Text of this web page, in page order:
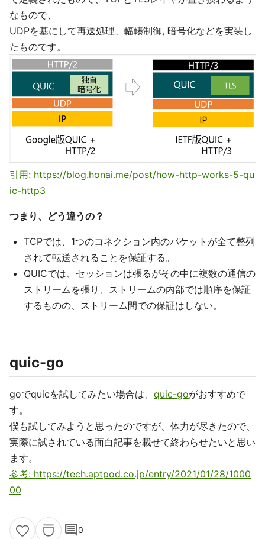
なもので、
UDPを基にして再送処理、輻輳制御, 暗号化などを実装し
たものです。
引用: https://blog.honai.me/post/how-http-works-5-qu
ic-http3
つまり、どう違うの？
TCPでは、1つのコネクション内のパケットが全て整列
されて転送されることを保証する。
QUICでは、セッションは張るがその中に複数の通信の
ストリームを張り、ストリームの内部では順序を保証
するものの、ストリーム間での保証はしない。
quic-go
goでquicを試してみたい場合は、 quic-goがおすすめで
す。
僕も試してみようと思ったのですが、体力が尽きたので、
実際に試されている面白記事を載せて終わらせたいと思い
ます。
参考: https://tech.aptpod.co.jp/entry/2021/01/28/1000
00
comment0